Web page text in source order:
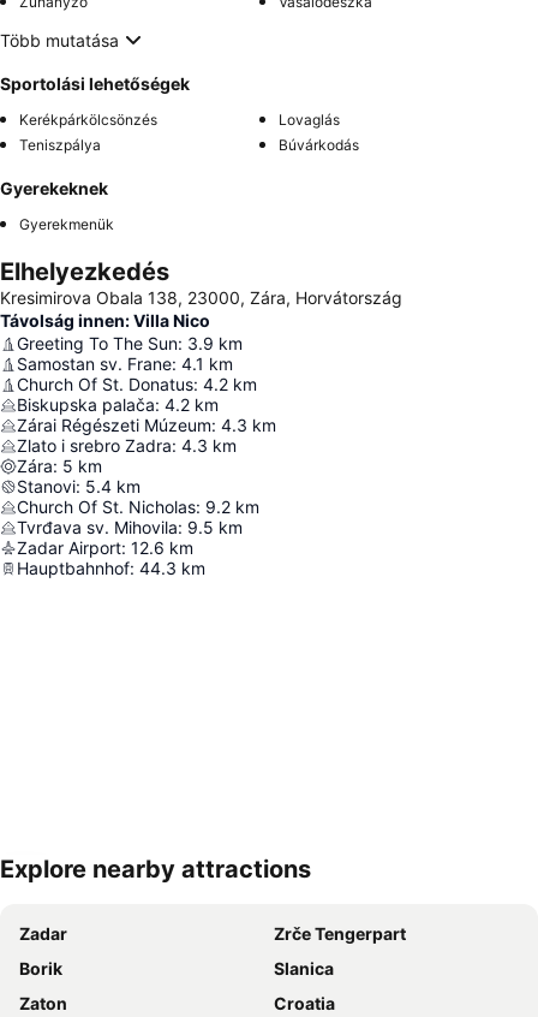
Több mutatása
Sportolási lehetőségek
Kerékpárkölcsönzés
Lovaglás
Teniszpálya
Búvárkodás
Gyerekeknek
Gyerekmenük
Elhelyezkedés
Kresimirova Obala 138, 23000, Zára, Horvátország
Távolság innen: Villa Nico
Greeting To The Sun: 3.9 km
Samostan sv. Frane: 4.1 km
Church Of St. Donatus: 4.2 km
Biskupska palača: 4.2 km
Zárai Régészeti Múzeum: 4.3 km
Zlato i srebro Zadra: 4.3 km
Zára: 5 km
Stanovi: 5.4 km
Church Of St. Nicholas: 9.2 km
Tvrđava sv. Mihovila: 9.5 km
Zadar Airport: 12.6 km
Hauptbahnhof: 44.3 km
Nagy méretű térkép
Explore nearby attractions
Zadar
Zrče Tengerpart
Borik
Slanica
Zaton
Croatia